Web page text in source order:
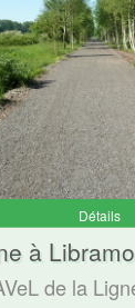
Détails
à
de la